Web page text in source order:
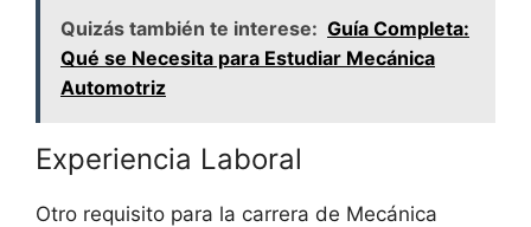
Quizás también te interese: Guía Completa:
Qué se Necesita para Estudiar Mecánica
Automotriz
Experiencia Laboral
Otro requisito para la carrera de Mecánica